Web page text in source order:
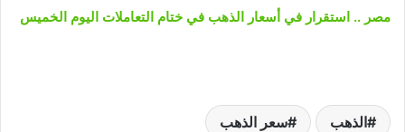
مصر .. استقرار في أسعار الذهب في ختام التعاملات اليوم الخميس
الذهب سعر الذهب